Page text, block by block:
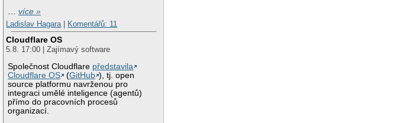
…více »
Ladislav Hagara| Komentářů: 11
Cloudflare OS
5.8. 17:00 | Zajímavý software
Společnost Cloudflare představila
Cloudflare OS
(GitHub ), tj. open
source platformu navrženou pro
integraci umělé inteligence (agentů)
přímo do pracovních procesů
organizací.